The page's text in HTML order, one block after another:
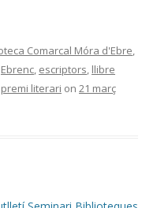
Comarcal Móra d'Ebre,
Ebrenc, escriptors, llibre
premi literari on 21 març